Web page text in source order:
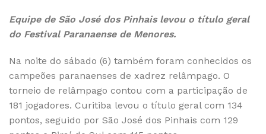
Equipe de São José dos Pinhais levou o título geral
do Festival Paranaense de Menores.
Na noite do sábado (6) também foram conhecidos os
campeões paranaenses de xadrez relâmpago. O
torneio de relâmpago contou com a participação de
181 jogadores. Curitiba levou o título geral com 134
pontos, seguido por São José dos Pinhais com 129